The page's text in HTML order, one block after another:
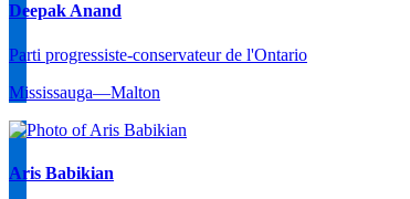
Deepak Anand
Parti progressiste-conservateur de l'Ontario
Mississauga—Malton
Aris Babikian